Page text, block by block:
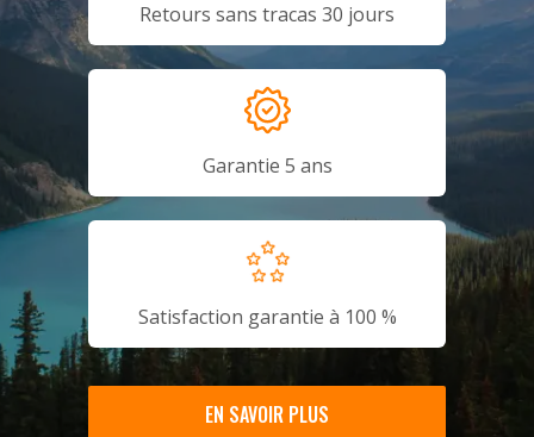
Retours sans tracas 30 jours
Garantie 5 ans
Satisfaction garantie à 100 %
EN SAVOIR PLUS